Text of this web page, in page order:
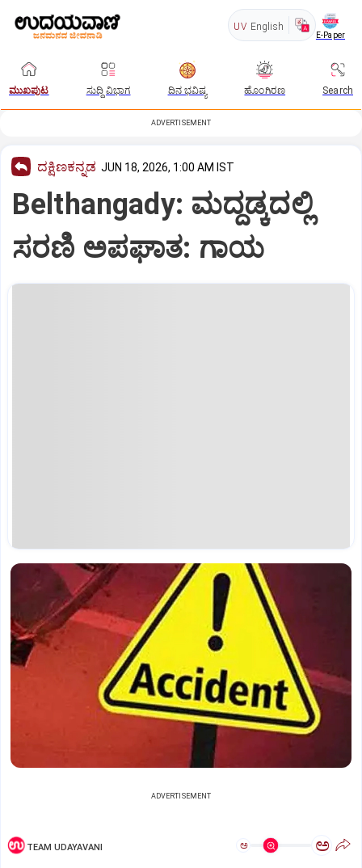
UV English
E-Paper
ಮುಖಪುಟ ಸುದ್ದಿ ವಿಭಾಗ ದಿನ ಭವಿಷ್ಯ ಹೊಂಗಿರಣ Search
ADVERTISEMENT
ದಕ್ಷಿಣಕನ್ನಡ JUN 18, 2026, 1:00 AM IST
Belthangady: ಮದ್ದಡ್ಕದಲ್ಲಿ
ಸರಣಿ ಅಪಘಾತ: ಗಾಯ
ADVERTISEMENT
TEAM UDAYAVANI ಅ ಅ